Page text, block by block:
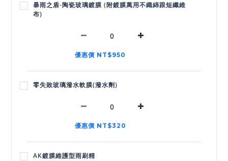
暴雨之盾-陶瓷玻璃鍍膜 (附鍍膜萬用不織綿跟短纖維
布)
優惠價 NT$950
零失敗玻璃潑水軟膜(潑水劑)
優惠價 NT$320
AK鍍膜維護型雨刷精